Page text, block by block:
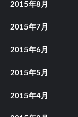
2015年8月
2015年7月
2015年6月
2015年5月
2015年4月